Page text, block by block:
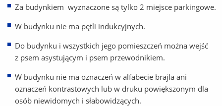
Za budynkiem wyznaczone są tylko 2 miejsce parkingowe.
W budynku nie ma pętli indukcyjnych.
Do budynku i wszystkich jego pomieszczeń można wejść
z psem asystującym i psem przewodnikiem.
W budynku nie ma oznaczeń w alfabecie brajla ani
oznaczeń kontrastowych lub w druku powiększonym dla
osób niewidomych i słabowidzących.